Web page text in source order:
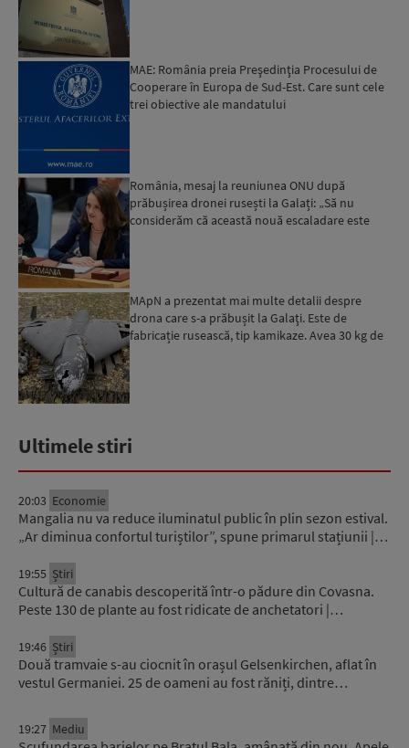
MAE: România preia Preşedinţia Procesului de
Cooperare în Europa de Sud-Est. Care sunt cele
trei obiective ale mandatului
România, mesaj la reuniunea ONU după
prăbușirea dronei rusești la Galați: „Să nu
considerăm că această nouă escaladare este
MApN a prezentat mai multe detalii despre
drona care s-a prăbușit la Galaţi. Este de
fabricație rusească, tip kamikaze. Avea 30 kg de
Ultimele stiri
20:03 Economie
Mangalia nu va reduce iluminatul public în plin sezon estival.
„Ar diminua confortul turiștilor”, spune primarul stațiunii |…
19:55 Știri
Cultură de canabis descoperită într-o pădure din Covasna.
Peste 130 de plante au fost ridicate de anchetatori |…
19:46 Știri
Două tramvaie s-au ciocnit în orașul Gelsenkirchen, aflat în
vestul Germaniei. 25 de oameni au fost răniți, dintre…
19:27 Mediu